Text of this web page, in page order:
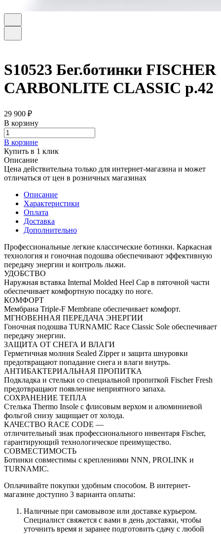
S10523 Бег.ботинки FISCHER
CARBONLITE CLASSIC р.42
29 900 ₽
В корзину
В корзине
Купить в 1 клик
Описание
Цена действительна только для интернет-магазина и может
отличаться от цен в розничных магазинах
Описание
Характеристики
Оплата
Доставка
Дополнительно
Профессиональные легкие классические ботинки. Каркасная
технология и гоночная подошва обеспечивают эффективную
передачу энергии и контроль лыжи.
УДОБСТВО
Наружная вставка Internal Molded Heel Cap в пяточной части
обеспечивает комфортную посадку по ноге.
КОМФОРТ
Мембрана Triple-F Membrane обеспечивает комфорт.
МГНОВЕННАЯ ПЕРЕДАЧА ЭНЕРГИИ
Гоночная подошва TURNAMIC Race Classic Sole обеспечивает
передачу энергии.
ЗАЩИТА ОТ СНЕГА И ВЛАГИ
Герметичная молния Sealed Zipper и защита шнуровки
предотвращают попадание снега и влаги внутрь.
АНТИБАКТЕРИАЛЬНАЯ ПРОПИТКА
Подкладка и стельки со специальной пропиткой Fischer Fresh
предотвращают появление неприятного запаха.
СОХРАНЕНИЕ ТЕПЛА
Стелька Thermo Insole с флисовым верхом и алюминиевой
фольгой снизу защищает от холода.
КАЧЕСТВО RACE CODE —
отличительный знак профессионального инвентаря Fischer,
гарантирующий технологическое преимущество.
СОВМЕСТИМОСТЬ
Ботинки совместимы с креплениями NNN, PROLINK и
TURNAMIC.
Оплачивайте покупки удобным способом. В интернет-
магазине доступно 3 варианта оплаты:
Наличные при самовывозе или доставке курьером.
Специалист свяжется с вами в день доставки, чтобы
уточнить время и заранее подготовить сдачу с любой